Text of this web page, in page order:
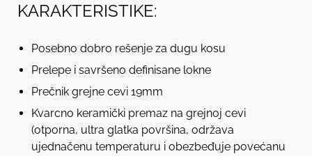
KARAKTERISTIKE:
Posebno dobro rešenje za dugu kosu
Prelepe i savršeno definisane lokne
Prečnik grejne cevi 19mm
Kvarcno keramički premaz na grejnoj cevi
(otporna, ultra glatka površina, održava
ujednačenu temperaturu i obezbeđuje povećanu